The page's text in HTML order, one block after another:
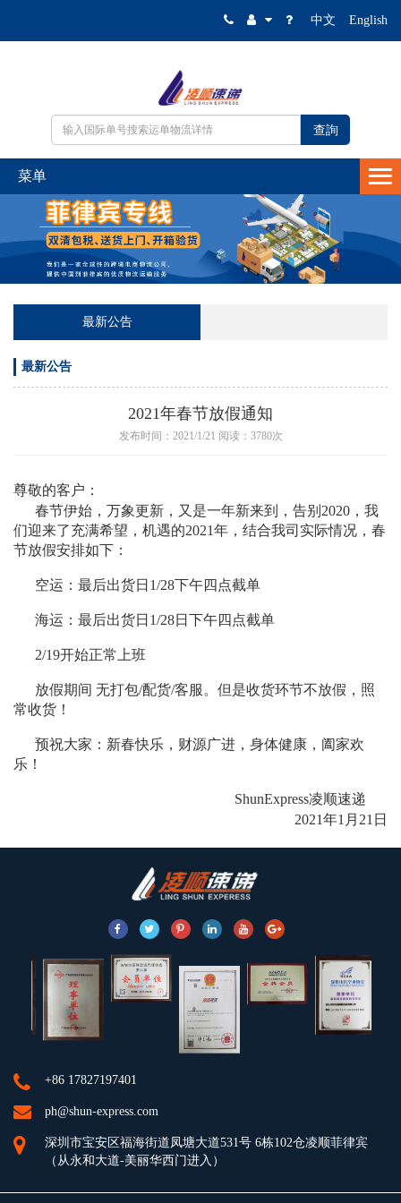
中文 English
最新公告
最新公告
2021年春节放假通知
发布时间：2021/1/21 阅读：3780次
尊敬的客户：
春节伊始，万象更新，又是一年新来到，告别2020，我
们迎来了充满希望，机遇的2021年，结合我司实际情况，春
节放假安排如下：
空运：最后出货日1/28下午四点截单
海运：最后出货日1/28日下午四点截单
2/19开始正常上班
放假期间 无打包/配货/客服。但是收货环节不放假，照
常收货！
预祝大家：新春快乐，财源广进，身体健康，阖家欢
乐！
ShunExpress凌顺速递
2021年1月21日
+86 17827197401
ph@shun-express.com
深圳市宝安区福海街道凤塘大道531号 6栋102仓凌顺菲律宾
（从永和大道-美丽华西门进入）